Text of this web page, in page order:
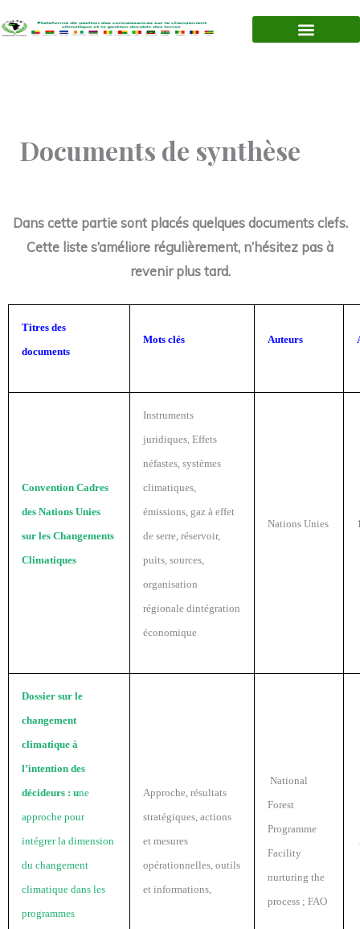
au
Documents de synthèse
Dans cette partie sont placés quelques documents clefs.
Cette liste s’améliore régulièrement, n’hésitez pas à
revenir plus tard.
Titres des
documents
Mots clés Auteurs
Convention Cadres
des Nations Unies
sur les Changements
Climatiques
Instruments
juridiques, Effets
néfastes, systèmes
climatiques,
émissions, gaz à effet
de serre, réservoir,
puits, sources,
organisation
régionale dintégration
économique
Nations Unies
Dossier sur le
changement
climatique à
l’intention des
décideurs : une
approche pour
intégrer la dimension
du changement
climatique dans les
programmes
Approche, résultats
stratégiques, actions
et mesures
opérationnelles, outils
et informations,
National
Forest
Programme
Facility
nurturing the
process ; FAO